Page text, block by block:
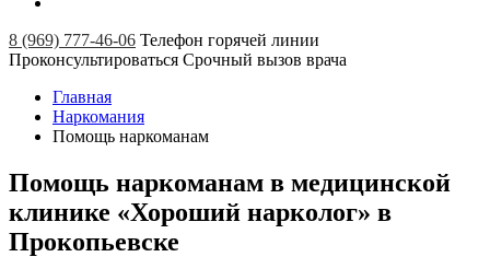
8 (969) 777-46-06 Телефон горячей линии
Проконсультироваться Срочный вызов врача
Главная
Наркомания
Помощь наркоманам
Помощь наркоманам в медицинской
клинике «Хороший нарколог» в
Прокопьевске